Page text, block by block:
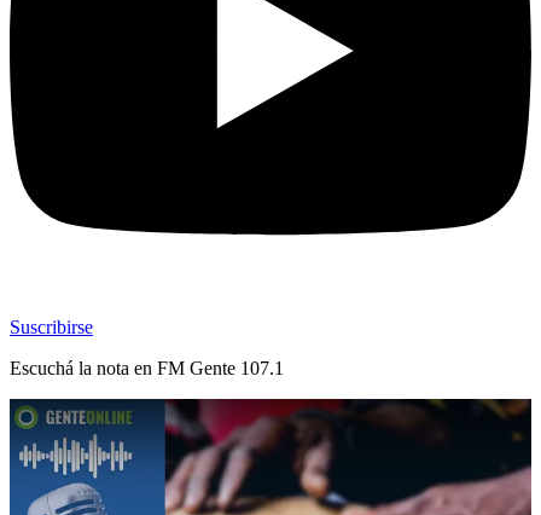
Suscribirse
Escuchá la nota en FM Gente 107.1